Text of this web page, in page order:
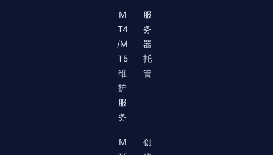
M
T4
/M
T5
维
护
服
务
服
务
器
托
管
M
创